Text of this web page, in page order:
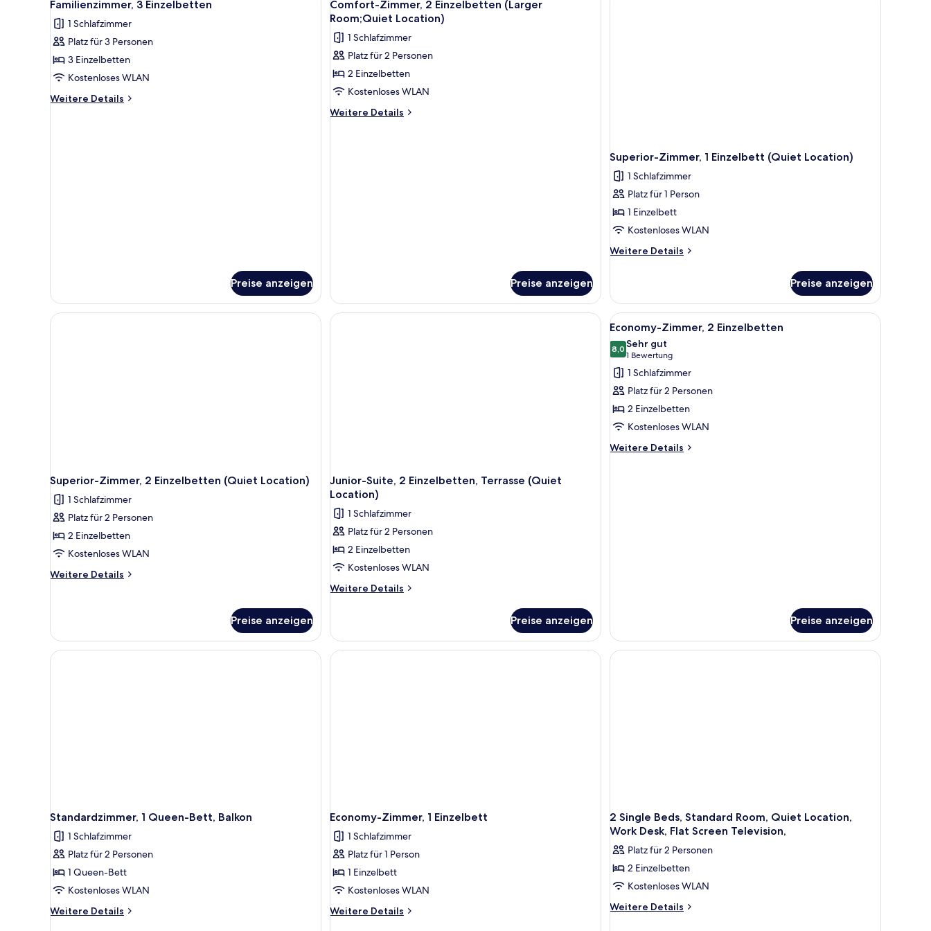
Fotos
für
Familienzimmer,
3 Einzelbetten
anzeigen
Familienzimmer, 3 Einzelbetten
1 Schlafzimmer
Platz für 3 Personen
3 Einzelbetten
Kostenloses WLAN
Weitere Details
Weitere
Preise anzeigen
Fotos
für
Comfort-
Zimmer,
2 Einzelbetten
(Larger
Room;Quiet
Comfort-Zimmer, 2 Einzelbetten (Larger
Room;Quiet Location)
1 Schlafzimmer
Platz für 2 Personen
2 Einzelbetten
Kostenloses WLAN
Weitere Details
Weitere
Preise anzeigen
Superior-Zimmer, 1 Einzelbett (Quiet Location)
1 Schlafzimmer
Platz für 1 Person
1 Einzelbett
Kostenloses WLAN
Weitere Details
Weitere
Zimmer,
1 Einzelbett
(Quiet
Location)
Preise anzeigen
Superior-Zimmer, 2 Einzelbetten (Quiet Location)
1 Schlafzimmer
Platz für 2 Personen
2 Einzelbetten
Kostenloses WLAN
Weitere Details
Weitere
2 Einzelbetten
(Quiet
Location)
Preise anzeigen
Junior-Suite, 2 Einzelbetten, Terrasse (Quiet
Location)
1 Schlafzimmer
Platz für 2 Personen
2 Einzelbetten
Kostenloses WLAN
Weitere Details
Weitere
Suite,
2 Einzelbetten,
Terrasse
Preise anzeigen
Alle
Fotos
für
Economy-
Zimmer,
2 Einzelbetten
anzeigen
Ein Hotelzimmer mit einem großen Bett,
2
Economy-Zimmer, 2 Einzelbetten
8,08,0 von 10
Sehr gut
1 Bewertung
(1
Bewertung)
1 Schlafzimmer
Platz für 2 Personen
2 Einzelbetten
Kostenloses WLAN
Weitere Details
Weitere
Preise anzeigen
Standardzimmer, 1 Queen-Bett, Balkon
1 Schlafzimmer
Platz für 2 Personen
1 Queen-Bett
Kostenloses WLAN
Weitere Details
Weitere
Economy-Zimmer, 1 Einzelbett
1 Schlafzimmer
Platz für 1 Person
1 Einzelbett
Kostenloses WLAN
Weitere Details
Weitere
2 Single Beds, Standard Room, Quiet Location,
Work Desk, Flat Screen Television,
Platz für 2 Personen
2 Einzelbetten
Kostenloses WLAN
Weitere Details
Weitere